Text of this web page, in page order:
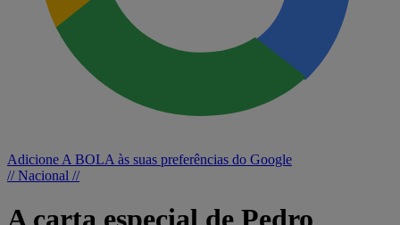
Adicione A BOLA às suas preferências do Google
// Nacional //